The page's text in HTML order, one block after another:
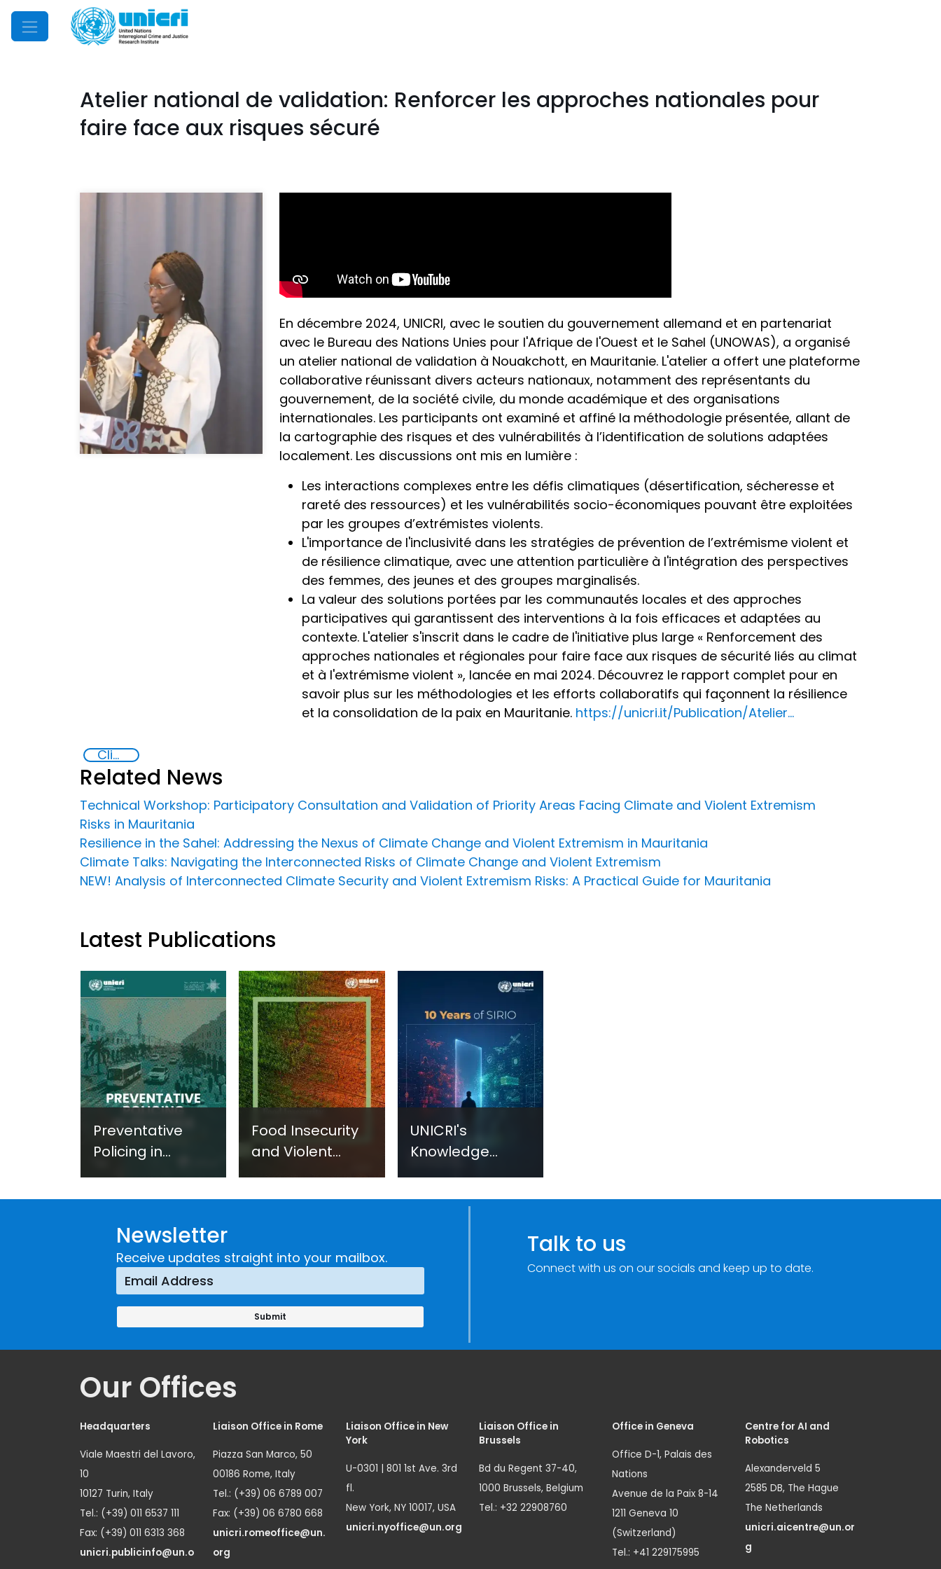
Mobile Menu
Atelier national de validation: Renforcer les approches nationales pour
faire face aux risques sécuré
En décembre 2024, UNICRI, avec le soutien du gouvernement allemand et en partenariat
avec le Bureau des Nations Unies pour l'Afrique de l'Ouest et le Sahel (UNOWAS), a organisé
un atelier national de validation à Nouakchott, en Mauritanie. L'atelier a offert une plateforme
collaborative réunissant divers acteurs nationaux, notamment des représentants du
gouvernement, de la société civile, du monde académique et des organisations
internationales. Les participants ont examiné et affiné la méthodologie présentée, allant de
la cartographie des risques et des vulnérabilités à l’identification de solutions adaptées
localement. Les discussions ont mis en lumière :
Les interactions complexes entre les défis climatiques (désertification, sécheresse et
rareté des ressources) et les vulnérabilités socio-économiques pouvant être exploitées
par les groupes d’extrémistes violents.
L'importance de l'inclusivité dans les stratégies de prévention de l’extrémisme violent et
de résilience climatique, avec une attention particulière à l'intégration des perspectives
des femmes, des jeunes et des groupes marginalisés.
La valeur des solutions portées par les communautés locales et des approches
participatives qui garantissent des interventions à la fois efficaces et adaptées au
contexte. L'atelier s'inscrit dans le cadre de l'initiative plus large « Renforcement des
approches nationales et régionales pour faire face aux risques de sécurité liés au climat
et à l'extrémisme violent », lancée en mai 2024. Découvrez le rapport complet pour en
savoir plus sur les méthodologies et les efforts collaboratifs qui façonnent la résilience
et la consolidation de la paix en Mauritanie. https://unicri.it/Publication/Atelier...
Climate change and violent extremism
Related News
Technical Workshop: Participatory Consultation and Validation of Priority Areas Facing Climate and Violent Extremism
Risks in Mauritania
Resilience in the Sahel: Addressing the Nexus of Climate Change and Violent Extremism in Mauritania
Climate Talks: Navigating the Interconnected Risks of Climate Change and Violent Extremism
NEW! Analysis of Interconnected Climate Security and Violent Extremism Risks: A Practical Guide for Mauritania
Latest Publications
Preventative
Policing in
Implementing a
Crime
Prevention
Approach
Food Insecurity
and Violent
UNICRI's
Knowledge
(SIRIO)
Newsletter
Receive updates straight into your mailbox. Talk to us
Connect with us on our socials and keep up to date.
Our Offices
Headquarters
Viale Maestri del Lavoro,
10
10127 Turin, Italy
Tel.: (+39) 011 6537 111
Fax: (+39) 011 6313 368
unicri.publicinfo@un.o
Liaison Office in Rome
Piazza San Marco, 50
00186 Rome, Italy
Tel.: (+39) 06 6789 007
Fax: (+39) 06 6780 668
unicri.romeoffice@un.
org
Liaison Office in New
York
U-0301 | 801 1st Ave. 3rd
fl.
New York, NY 10017, USA
unicri.nyoffice@un.org
Liaison Office in
Brussels
Bd du Regent 37-40,
1000 Brussels, Belgium
Tel.: +32 22908760
Office in Geneva
Office D-1, Palais des
Nations
Avenue de la Paix 8-14
1211 Geneva 10
(Switzerland)
Tel.: +41 229175995
Centre for AI and
Robotics
Alexanderveld 5
2585 DB, The Hague
The Netherlands
unicri.aicentre@un.or
g